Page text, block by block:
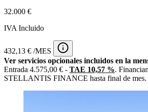
32.000 €
IVA Incluido
432,13 € /MES
Ver servicios opcionales incluidos en la
Entrada 4.575,00 € - TAE 10,57 %.
STELLANTIS FINANCE hasta final de mes.